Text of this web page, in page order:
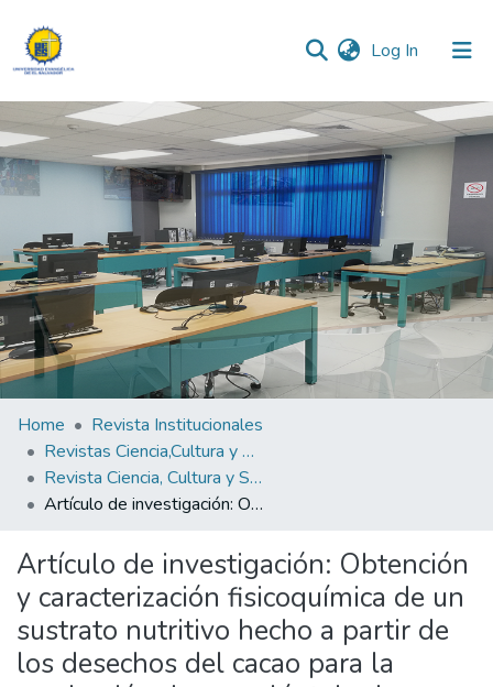
Log In (current)
Communities & Collections
All of DSpace
Home
Revista Institucionales
Revistas Ciencia,Cultura y Sociedad
Revista Ciencia, Cultura y Sociedad Vol.8 N°2
Artículo de investigación: Obtención y caracterización fisicoquímica de un sustrato nutritivo hecho a partir de los desechos del cacao para la producción de una plántula de hortalizas
Artículo de investigación: Obtención
y caracterización fisicoquímica de un
sustrato nutritivo hecho a partir de
los desechos del cacao para la